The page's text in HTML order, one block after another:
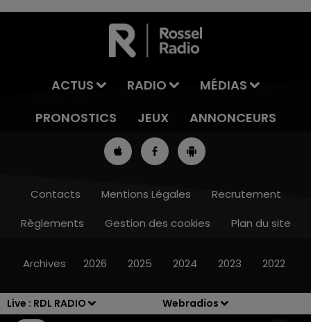
Live : RDL RADIO Webradios
13h00 - 16h00
ACTUS RADIO
MÉDIAS
PRONOSTICS
JEUX ANNONCEURS
Contacts Mentions Légales
Recrutement
Règlements
Gestion des cookies Plan du site
Archives 2026 2025 2024 2023 2022